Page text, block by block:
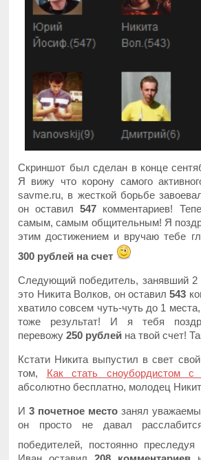
Скриншот был сделан в конце
Я вижу что корону самого
savme.ru, в жесткой борьбе
он оставил547 комментариев!
самым, самым общительным! Я
этим достижением и вручаю тебе
300 рублей на счет
Следующий победитель, занявший
это Никита Волков, он оставил543
хватило совсем чуть-чуть до 1
тоже результат! И я тебя
перевожу250 рублей на твой счет!
Кстати Никита выпустил в свет
том, Как стать сноубордистом с
абсолютно бесплатно, молодец
И3 почетное место занял
он просто не давал
победителей, постоянно